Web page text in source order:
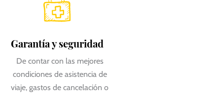
Garantía y seguridad
De contar con las mejores
condiciones de asistencia de
viaje, gastos de cancelación o